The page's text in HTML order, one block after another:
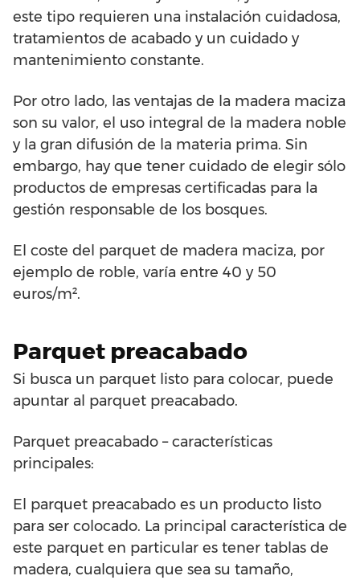
este tipo requieren una instalación cuidadosa,
tratamientos de acabado y un cuidado y
mantenimiento constante.
Por otro lado, las ventajas de la madera maciza
son su valor, el uso integral de la madera noble
y la gran difusión de la materia prima. Sin
embargo, hay que tener cuidado de elegir sólo
productos de empresas certificadas para la
gestión responsable de los bosques.
El coste del parquet de madera maciza, por
ejemplo de roble, varía entre 40 y 50
euros/m².
Parquet preacabado
Si busca un parquet listo para colocar, puede
apuntar al parquet preacabado.
Parquet preacabado – características
principales:
El parquet preacabado es un producto listo
para ser colocado. La principal característica de
este parquet en particular es tener tablas de
madera, cualquiera que sea su tamaño,